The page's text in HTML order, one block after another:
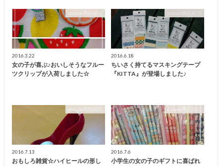
coucou商品紹介
2016.3.22
女の子が喜ぶ♪おいしそうなフルー
ツクリップが入荷しました☆
coucou商品紹介
2016.6.18
ちいさく持てるマスキングテープ
『KITTA』が登場しました♪
coucou商品紹介
2016.7.13
おもしろ雑貨☆ハイヒールの形し
coucou商品紹介
2016.7.6
小学生の女の子のギフトに喜ばれ